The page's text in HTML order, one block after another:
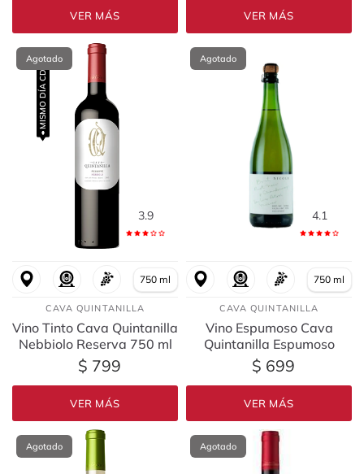
VER MÁS VER MÁS
Agotado
MISMO DÍA CDMX
3.9
750 ml
CAVA QUINTANILLA
Vino Tinto Cava Quintanilla
Nebbiolo Reserva 750 ml
$ 799
VER MÁS
Agotado
4.1
750 ml
CAVA QUINTANILLA
Vino Espumoso Cava
Quintanilla Espumoso
Nicole 750 ml
$ 699
VER MÁS
Agotado Agotado